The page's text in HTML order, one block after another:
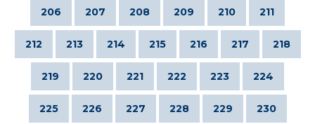
206 207 208 209 210 211
212 213 214 215 216 217 218
219 220 221 222 223 224
225 226 227 228 229 230